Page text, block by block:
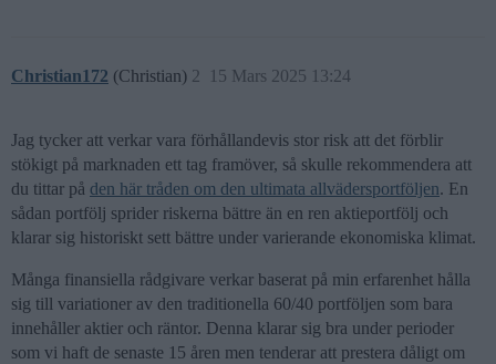
Christian172 (Christian) 15 Mars 2025 13:24
2
Jag tycker att verkar vara förhållandevis stor risk att det förblir
stökigt på marknaden ett tag framöver, så skulle rekommendera att
du tittar på den här tråden om den ultimata allvädersportföljen. En
sådan portfölj sprider riskerna bättre än en ren aktieportfölj och
klarar sig historiskt sett bättre under varierande ekonomiska klimat.
Många finansiella rådgivare verkar baserat på min erfarenhet hålla
sig till variationer av den traditionella 60/40 portföljen som bara
innehåller aktier och räntor. Denna klarar sig bra under perioder
som vi haft de senaste 15 åren men tenderar att prestera dåligt om